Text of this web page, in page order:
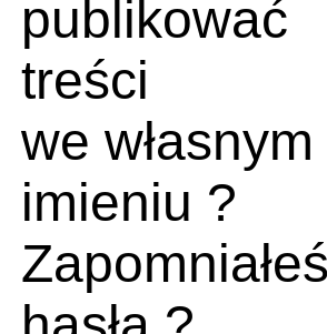
publikować
treści
we własnym
imieniu ?
Zapomniałeś